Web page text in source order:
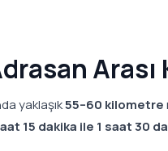
yaklaşık55–60 kilometre
15 dakika ile 1 saat 30